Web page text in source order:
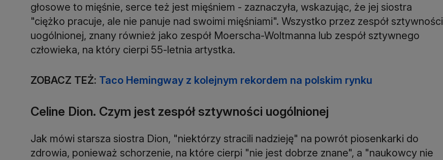
głosowe to mięśnie, serce też jest mięśniem - zaznaczyła, wskazując, że jej siostra
"ciężko pracuje, ale nie panuje nad swoimi mięśniami". Wszystko przez zespół sztywności
uogólnionej, znany również jako zespół Moerscha-Woltmanna lub zespół sztywnego
człowieka, na który cierpi 55-letnia artystka.
ZOBACZ TEŻ: Taco Hemingway z kolejnym rekordem na polskim rynku
Celine Dion. Czym jest zespół sztywności uogólnionej
Jak mówi starsza siostra Dion, "niektórzy stracili nadzieję" na powrót piosenkarki do
zdrowia, ponieważ schorzenie, na które cierpi "nie jest dobrze znane", a "naukowcy nie